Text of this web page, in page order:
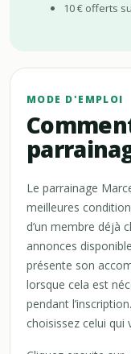
10 € offerts
MODE D'EMPLOI
Le parrainage
meilleures
d’un membre déjà
annonces
présente son
lorsque cela est
pendant
choisissez celui qui